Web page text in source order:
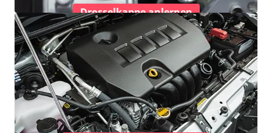
Drosselkappe anlernen